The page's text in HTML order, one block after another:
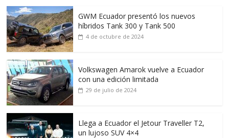
GWM Ecuador presentó los nuevos
híbridos Tank 300 y Tank 500
4 de octubre de 2024
Volkswagen Amarok vuelve a Ecuador
con una edición limitada
29 de julio de 2024
Llega a Ecuador el Jetour Traveller T2,
un lujoso SUV 4×4